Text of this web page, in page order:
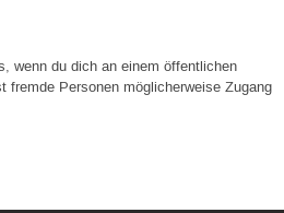
wenn du dich an einem öffentlichen
fremde Personen möglicherweise Zugang